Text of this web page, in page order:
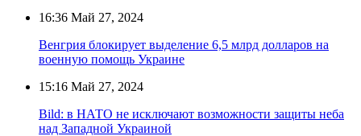
16:36 Май 27, 2024
Венгрия блокирует выделение 6,5 млрд долларов на
военную помощь Украине
15:16 Май 27, 2024
Bild: в НАТО не исключают возможности защиты неба
над Западной Украиной